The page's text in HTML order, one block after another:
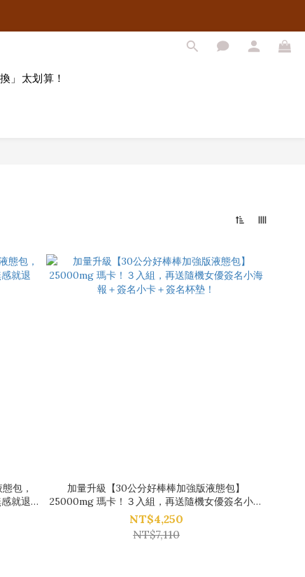
」太划算！
包，
就退
加量升級【30公分好棒棒加強版液態包】
25000mg 瑪卡！３入組，再送隨機女優簽名小海
報＋簽名小卡＋簽名杯墊！
NT$4,250
NT$7,110